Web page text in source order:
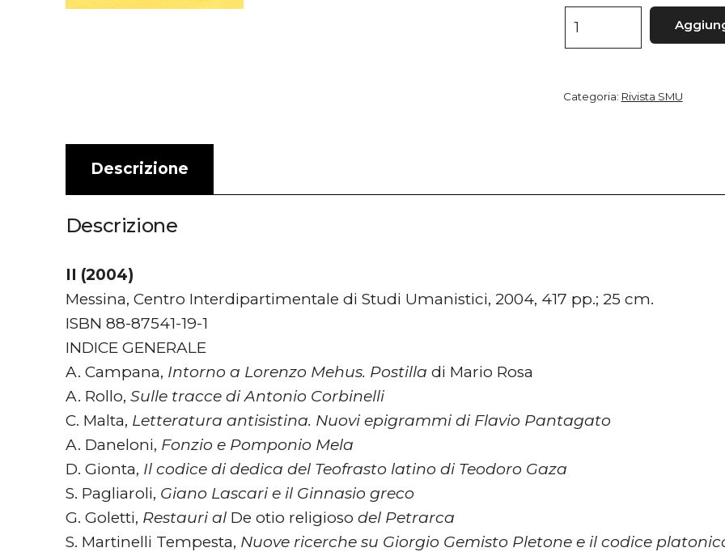
II
Categoria: Rivista SMU
Descrizione
Descrizione
II (2004)
Messina, Centro Interdipartimentale di Studi Umanistici, 2004, 417 pp.; 25 cm.
ISBN 88-87541-19-1
INDICE GENERALE
A. Campana, Intorno a Lorenzo Mehus. Postilla di Mario Rosa
A. Rollo, Sulle tracce di Antonio Corbinelli
C. Malta, Letteratura antisistina. Nuovi epigrammi di Flavio Pantagato
A. Daneloni, Fonzio e Pomponio Mela
D. Gionta, Il codice di dedica del Teofrasto latino di Teodoro Gaza
S. Pagliaroli, Giano Lascari e il Ginnasio greco
G. Goletti, Restauri al De otio religioso del Petrarca
S. Martinelli Tempesta, Nuove ricerche su Giorgio Gemisto Pletone e il codice